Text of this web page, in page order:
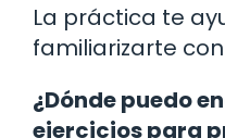
La práctica te
familiarizarte
¿Dónde puedo
ejercicios para